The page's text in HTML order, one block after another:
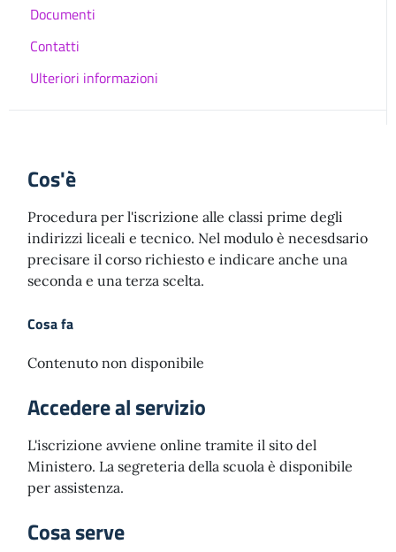
Documenti
Contatti
Ulteriori informazioni
Cos'è
Procedura per l'iscrizione alle classi prime degli
indirizzi liceali e tecnico. Nel modulo è necesdsario
precisare il corso richiesto e indicare anche una
seconda e una terza scelta.
Cosa fa
Contenuto non disponibile
Accedere al servizio
L'iscrizione avviene online tramite il sito del
Ministero. La segreteria della scuola è disponibile
per assistenza.
Cosa serve